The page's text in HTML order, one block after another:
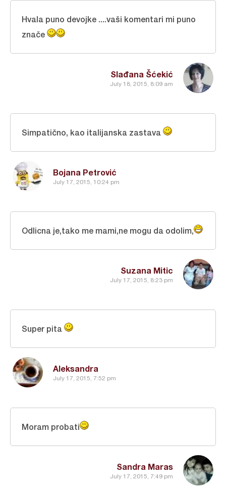
Slađana Šćekić
July 18, 2015, 8:09 am
Hvala puno devojke ....vaši komentari mi puno
znače
Bojana Petrović
July 17, 2015, 10:24 pm
Simpatično, kao italijanska zastava
Suzana Mitic
July 17, 2015, 8:23 pm
Odlicna je,tako me mami,ne mogu da odolim,
Aleksandra
July 17, 2015, 7:52 pm
Super pita
Sandra Maras
July 17, 2015, 7:49 pm
Moram probati